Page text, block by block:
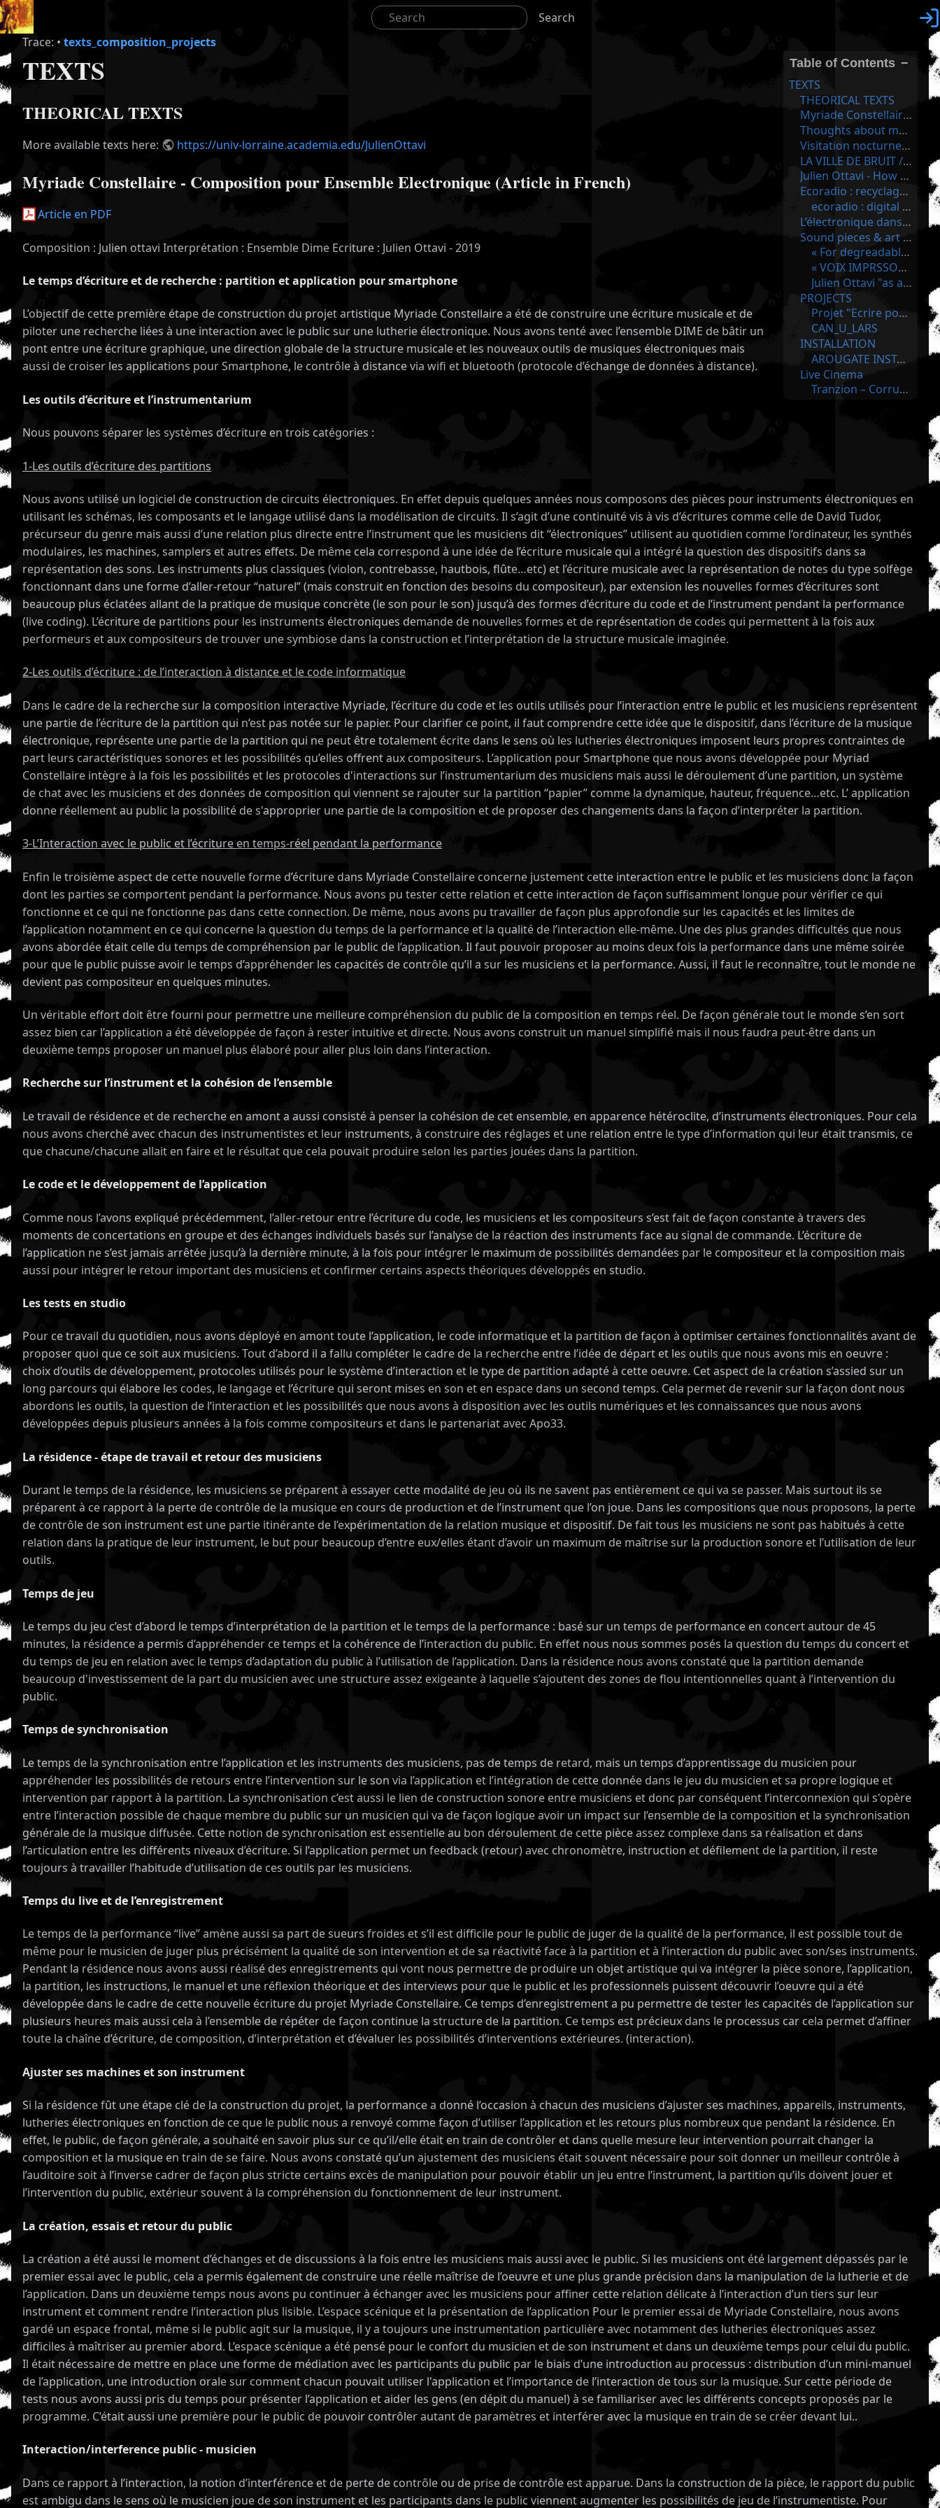
Search 
Trace: • texts_composition_projects
−
Table of Contents
TEXTS
THEORICAL TEXTS
Myriade Constellaire - Composition pour Ensemble Electronique (Article in French)
Thoughts about my practices
Visitation nocturne pour un temps revisité" (Série Is there a composer in the room") pour Flûte, Piano, saxophone, percussion et électroniques.
LA VILLE DE BRUIT / THE CITY OF NOISE
Julien Ottavi - How Machine Breath? - 2008 (Electromagnetic Spectrum Research)
Ecoradio : recyclage audio-numérique et minimalisme machinique
ecoradio : digital recycling & machinic minimalism
L’électronique dans la musique, retour sur une histoire
Sound pieces & art works
« For degreadable music : the CDR I will never release : », by Julien Ottavi
« VOIX IMPRSSONEL » série voix/ordinateur
Julien Ottavi "as a breath" in the "série du Bruit blanc"
PROJECTS
Projet "Ecrire pour la rue"
CAN_U_LARS
INSTALLATION
AROUGATE INSTALLATION
Live Cinema
Tranzion – Corruption of the brain waves v1 / Neuroteraphy Cinema
TEXTS
THEORICAL TEXTS
More available texts here: https://univ-lorraine.academia.edu/JulienOttavi
Myriade Constellaire - Composition pour Ensemble Electronique (Article in French)
Article en PDF
Composition : Julien ottavi Interprétation : Ensemble Dime Ecriture : Julien Ottavi - 2019
Le temps d’écriture et de recherche : partition et application pour smartphone
L’objectif de cette première étape de construction du projet artistique Myriade Constellaire a été de construire une écriture musicale et de
piloter une recherche liées à une interaction avec le public sur une lutherie électronique. Nous avons tenté avec l’ensemble DIME de bâtir un
pont entre une écriture graphique, une direction globale de la structure musicale et les nouveaux outils de musiques électroniques mais
aussi de croiser les applications pour Smartphone, le contrôle à distance via wifi et bluetooth (protocole d’échange de données à distance).
Les outils d’écriture et l’instrumentarium
Nous pouvons séparer les systèmes d’écriture en trois catégories :
1-Les outils d’écriture des partitions
Nous avons utilisé un logiciel de construction de circuits électroniques. En effet depuis quelques années nous composons des pièces pour instruments électroniques en
utilisant les schémas, les composants et le langage utilisé dans la modélisation de circuits. Il s’agit d’une continuité vis à vis d’écritures comme celle de David Tudor,
précurseur du genre mais aussi d’une relation plus directe entre l’instrument que les musiciens dit “électroniques” utilisent au quotidien comme l’ordinateur, les synthés
modulaires, les machines, samplers et autres effets. De même cela correspond à une idée de l’écriture musicale qui a intégré la question des dispositifs dans sa
représentation des sons. Les instruments plus classiques (violon, contrebasse, hautbois, flûte…etc) et l’écriture musicale avec la représentation de notes du type solfège
fonctionnant dans une forme d’aller-retour “naturel” (mais construit en fonction des besoins du compositeur), par extension les nouvelles formes d’écritures sont
beaucoup plus éclatées allant de la pratique de musique concrète (le son pour le son) jusqu’à des formes d’écriture du code et de l’instrument pendant la performance
(live coding). L’écriture de partitions pour les instruments électroniques demande de nouvelles formes et de représentation de codes qui permettent à la fois aux
performeurs et aux compositeurs de trouver une symbiose dans la construction et l’interprétation de la structure musicale imaginée.
2-Les outils d’écriture : de l’interaction à distance et le code informatique
Dans le cadre de la recherche sur la composition interactive Myriade, l’écriture du code et les outils utilisés pour l’interaction entre le public et les musiciens représentent
une partie de l’écriture de la partition qui n’est pas notée sur le papier. Pour clarifier ce point, il faut comprendre cette idée que le dispositif, dans l’écriture de la musique
électronique, représente une partie de la partition qui ne peut être totalement écrite dans le sens où les lutheries électroniques imposent leurs propres contraintes de
part leurs caractéristiques sonores et les possibilités qu’elles offrent aux compositeurs. L’application pour Smartphone que nous avons développée pour Myriad
Constellaire intègre à la fois les possibilités et les protocoles d'interactions sur l’instrumentarium des musiciens mais aussi le déroulement d’une partition, un système
de chat avec les musiciens et des données de composition qui viennent se rajouter sur la partition “papier” comme la dynamique, hauteur, fréquence…etc. L’ application
donne réellement au public la possibilité de s'approprier une partie de la composition et de proposer des changements dans la façon d’interpréter la partition.
3-L’Interaction avec le public et l’écriture en temps-réel pendant la performance
Enfin le troisième aspect de cette nouvelle forme d’écriture dans Myriade Constellaire concerne justement cette interaction entre le public et les musiciens donc la façon
dont les parties se comportent pendant la performance. Nous avons pu tester cette relation et cette interaction de façon suffisamment longue pour vérifier ce qui
fonctionne et ce qui ne fonctionne pas dans cette connection. De même, nous avons pu travailler de façon plus approfondie sur les capacités et les limites de
l’application notamment en ce qui concerne la question du temps de la performance et la qualité de l’interaction elle-même. Une des plus grandes difficultés que nous
avons abordée était celle du temps de compréhension par le public de l’application. Il faut pouvoir proposer au moins deux fois la performance dans une même soirée
pour que le public puisse avoir le temps d’appréhender les capacités de contrôle qu’il a sur les musiciens et la performance. Aussi, il faut le reconnaître, tout le monde ne
devient pas compositeur en quelques minutes.
Un véritable effort doit être fourni pour permettre une meilleure compréhension du public de la composition en temps réel. De façon générale tout le monde s’en sort
assez bien car l’application a été développée de façon à rester intuitive et directe. Nous avons construit un manuel simplifié mais il nous faudra peut-être dans un
deuxième temps proposer un manuel plus élaboré pour aller plus loin dans l’interaction.
Recherche sur l’instrument et la cohésion de l’ensemble
Le travail de résidence et de recherche en amont a aussi consisté à penser la cohésion de cet ensemble, en apparence hétéroclite, d’instruments électroniques. Pour cela
nous avons cherché avec chacun des instrumentistes et leur instruments, à construire des réglages et une relation entre le type d’information qui leur était transmis, ce
que chacune/chacune allait en faire et le résultat que cela pouvait produire selon les parties jouées dans la partition.
Le code et le développement de l’application
Comme nous l’avons expliqué précédemment, l’aller-retour entre l’écriture du code, les musiciens et les compositeurs s’est fait de façon constante à travers des
moments de concertations en groupe et des échanges individuels basés sur l’analyse de la réaction des instruments face au signal de commande. L’écriture de
l’application ne s’est jamais arrêtée jusqu’à la dernière minute, à la fois pour intégrer le maximum de possibilités demandées par le compositeur et la composition mais
aussi pour intégrer le retour important des musiciens et confirmer certains aspects théoriques développés en studio.
Les tests en studio
Pour ce travail du quotidien, nous avons déployé en amont toute l’application, le code informatique et la partition de façon à optimiser certaines fonctionnalités avant de
proposer quoi que ce soit aux musiciens. Tout d’abord il a fallu compléter le cadre de la recherche entre l’idée de départ et les outils que nous avons mis en oeuvre :
choix d’outils de développement, protocoles utilisés pour le système d’interaction et le type de partition adapté à cette oeuvre. Cet aspect de la création s’assied sur un
long parcours qui élabore les codes, le langage et l’écriture qui seront mises en son et en espace dans un second temps. Cela permet de revenir sur la façon dont nous
abordons les outils, la question de l’interaction et les possibilités que nous avons à disposition avec les outils numériques et les connaissances que nous avons
développées depuis plusieurs années à la fois comme compositeurs et dans le partenariat avec Apo33.
La résidence - étape de travail et retour des musiciens
Durant le temps de la résidence, les musiciens se préparent à essayer cette modalité de jeu où ils ne savent pas entièrement ce qui va se passer. Mais surtout ils se
préparent à ce rapport à la perte de contrôle de la musique en cours de production et de l’instrument que l’on joue. Dans les compositions que nous proposons, la perte
de contrôle de son instrument est une partie itinérante de l’expérimentation de la relation musique et dispositif. De fait tous les musiciens ne sont pas habitués à cette
relation dans la pratique de leur instrument, le but pour beaucoup d’entre eux/elles étant d’avoir un maximum de maîtrise sur la production sonore et l’utilisation de leur
outils.
Temps de jeu
Le temps du jeu c’est d’abord le temps d’interprétation de la partition et le temps de la performance : basé sur un temps de performance en concert autour de 45
minutes, la résidence a permis d’appréhender ce temps et la cohérence de l’interaction du public. En effet nous nous sommes posés la question du temps du concert et
du temps de jeu en relation avec le temps d’adaptation du public à l’utilisation de l’application. Dans la résidence nous avons constaté que la partition demande
beaucoup d'investissement de la part du musicien avec une structure assez exigeante à laquelle s’ajoutent des zones de flou intentionnelles quant à l’intervention du
public.
Temps de synchronisation
Le temps de la synchronisation entre l’application et les instruments des musiciens, pas de temps de retard, mais un temps d’apprentissage du musicien pour
appréhender les possibilités de retours entre l’intervention sur le son via l’application et l’intégration de cette donnée dans le jeu du musicien et sa propre logique et
intervention par rapport à la partition. La synchronisation c’est aussi le lien de construction sonore entre musiciens et donc par conséquent l’interconnexion qui s'opère
entre l’interaction possible de chaque membre du public sur un musicien qui va de façon logique avoir un impact sur l’ensemble de la composition et la synchronisation
générale de la musique diffusée. Cette notion de synchronisation est essentielle au bon déroulement de cette pièce assez complexe dans sa réalisation et dans
l’articulation entre les différents niveaux d’écriture. Si l’application permet un feedback (retour) avec chronomètre, instruction et défilement de la partition, il reste
toujours à travailler l’habitude d’utilisation de ces outils par les musiciens.
Temps du live et de l’enregistrement
Le temps de la performance “live” amène aussi sa part de sueurs froides et s’il est difficile pour le public de juger de la qualité de la performance, il est possible tout de
même pour le musicien de juger plus précisément la qualité de son intervention et de sa réactivité face à la partition et à l’interaction du public avec son/ses instruments.
Pendant la résidence nous avons aussi réalisé des enregistrements qui vont nous permettre de produire un objet artistique qui va intégrer la pièce sonore, l’application,
la partition, les instructions, le manuel et une réflexion théorique et des interviews pour que le public et les professionnels puissent découvrir l’oeuvre qui a été
développée dans le cadre de cette nouvelle écriture du projet Myriade Constellaire. Ce temps d’enregistrement a pu permettre de tester les capacités de l’application sur
plusieurs heures mais aussi cela à l’ensemble de répéter de façon continue la structure de la partition. Ce temps est précieux dans le processus car cela permet d’affiner
toute la chaîne d’écriture, de composition, d’interprétation et d’évaluer les possibilités d’interventions extérieures. (interaction).
Ajuster ses machines et son instrument
Si la résidence fût une étape clé de la construction du projet, la performance a donné l’occasion à chacun des musiciens d’ajuster ses machines, appareils, instruments,
lutheries électroniques en fonction de ce que le public nous a renvoyé comme façon d’utiliser l’application et les retours plus nombreux que pendant la résidence. En
effet, le public, de façon générale, a souhaité en savoir plus sur ce qu’il/elle était en train de contrôler et dans quelle mesure leur intervention pourrait changer la
composition et la musique en train de se faire. Nous avons constaté qu’un ajustement des musiciens était souvent nécessaire pour soit donner un meilleur contrôle à
l’auditoire soit à l’inverse cadrer de façon plus stricte certains excès de manipulation pour pouvoir établir un jeu entre l’instrument, la partition qu’ils doivent jouer et
l’intervention du public, extérieur souvent à la compréhension du fonctionnement de leur instrument.
La création, essais et retour du public
La création a été aussi le moment d’échanges et de discussions à la fois entre les musiciens mais aussi avec le public. Si les musiciens ont été largement dépassés par le
premier essai avec le public, cela a permis également de construire une réelle maîtrise de l’oeuvre et une plus grande précision dans la manipulation de la lutherie et de
l’application. Dans un deuxième temps nous avons pu continuer à échanger avec les musiciens pour affiner cette relation délicate à l’interaction d’un tiers sur leur
instrument et comment rendre l’interaction plus lisible. L’espace scénique et la présentation de l’application Pour le premier essai de Myriade Constellaire, nous avons
gardé un espace frontal, même si le public agit sur la musique, il y a toujours une instrumentation particulière avec notamment des lutheries électroniques assez
difficiles à maîtriser au premier abord. L’espace scénique a été pensé pour le confort du musicien et de son instrument et dans un deuxième temps pour celui du public.
Il était nécessaire de mettre en place une forme de médiation avec les participants du public par le biais d’une introduction au processus : distribution d’un mini-manuel
de l’application, une introduction orale sur comment chacun pouvait utiliser l'application et l’importance de l’interaction de tous sur la musique. Sur cette période de
tests nous avons aussi pris du temps pour présenter l’application et aider les gens (en dépit du manuel) à se familiariser avec les différents concepts proposés par le
programme. C’était aussi une première pour le public de pouvoir contrôler autant de paramètres et interférer avec la musique en train de se créer devant lui..
Interaction/interference public - musicien
Dans ce rapport à l’interaction, la notion d’interférence et de perte de contrôle ou de prise de contrôle est apparue. Dans la construction de la pièce, le rapport du public
est ambigu dans le sens où le musicien joue de son instrument et les participants dans le public viennent augmenter les possibilités de jeu de l’instrumentiste. Pour